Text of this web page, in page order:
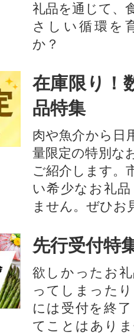
礼品を通じて、
さしい循環を
か？​
在庫限り！
品特集
肉や魚介から日
量限定の特別な
ご紹介します。
い希少なお礼
ません。ぜひお
先行受付特
欲しかったお
ってしまった
には受付を終
てことはあり